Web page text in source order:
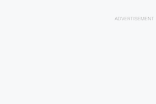
ADVERTISEMENT